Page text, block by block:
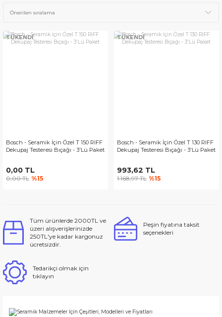
TÜKENDİ
Bosch - Seramik İçin Özel T 150 RIFF
Dekupaj Testeresi Bıçağı - 3'Lü Paket
0,00 TL
0,00 TL %15
TÜKENDİ
Bosch - Seramik İçin Özel T 130 RIFF
Dekupaj Testeresi Bıçağı - 3'Lü Paket
993,62 TL
1.168,97 TL %15
Tüm ürünlerde 2000TL ve
üzeri alışverişlerinizde
250TL'ye kadar kargonuz
ücretsizdir.
Peşin fiyatına taksit
seçenekleri
Tedarikçi olmak için
tıklayın